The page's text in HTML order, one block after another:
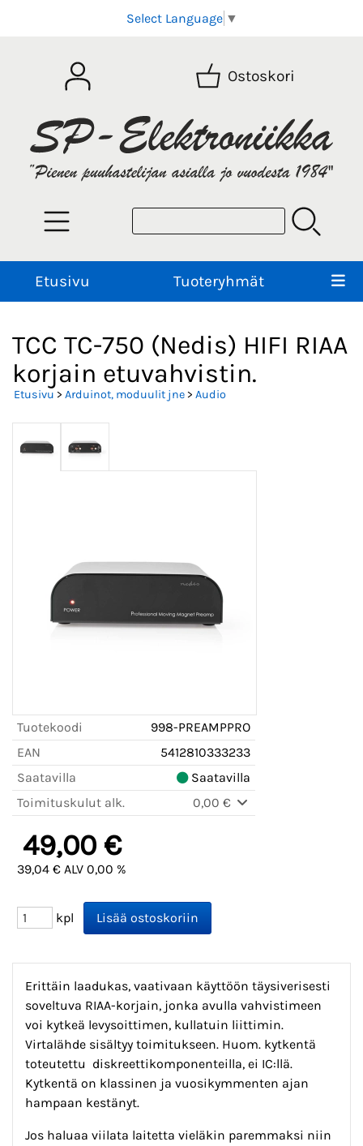
Select Language ▼
Ostoskori
Etusivu Tuoteryhmät
TCC TC-750 (Nedis) HIFI RIAA
korjain etuvahvistin.
Etusivu > Arduinot, moduulit jne> Audio
Tuotekoodi
998-PREAMPPRO
EAN
5412810333233
Saatavilla
Saatavilla
Toimituskulut alk.
0,00 €
49,00 €
39,04 € ALV 0,00 %
kpl
Erittäin laadukas, vaativaan käyttöön täysiverisesti
soveltuva RIAA-korjain, jonka avulla vahvistimeen
voi kytkeä levysoittimen, kullatuin liittimin.
Virtalähde sisältyy toimitukseen. Huom. kytkentä
toteutettu diskreettikomponenteilla, ei IC:llä.
Kytkentä on klassinen ja vuosikymmenten ajan
hampaan kestänyt.
Jos haluaa viilata laitetta vieläkin paremmaksi niin